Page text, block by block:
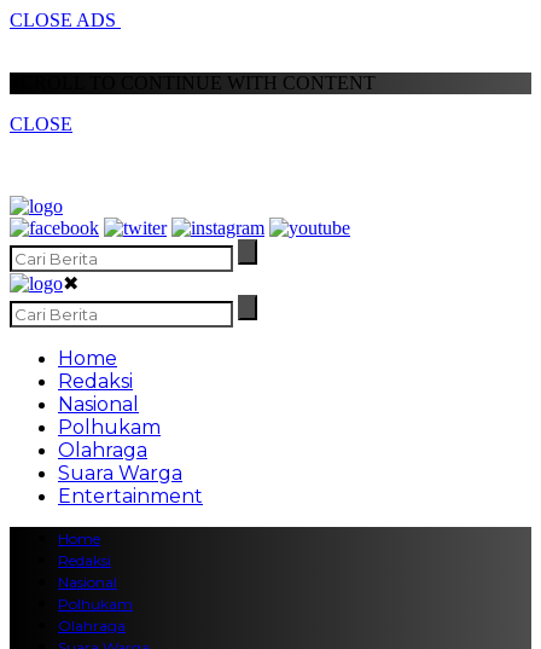
CLOSE ADS
SCROLL TO CONTINUE WITH CONTENT
CLOSE
✖
Home
Redaksi
Nasional
Polhukam
Olahraga
Suara Warga
Entertainment
Home
Redaksi
Nasional
Polhukam
Olahraga